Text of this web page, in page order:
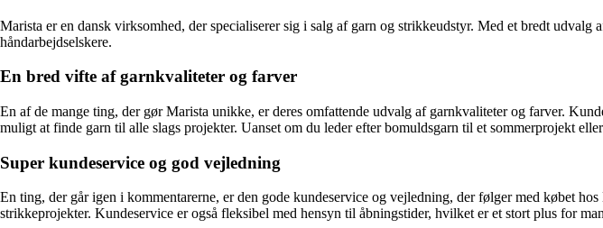
Marista er en dansk virksomhed, der specialiserer sig i salg af garn og strikkeudstyr. Med et bredt
håndarbejdselskere.
En bred vifte af garnkvaliteter og farver
En af de mange ting, der gør Marista unikke, er deres omfattende udvalg af garnkvaliteter og farver.
muligt at finde garn til alle slags projekter. Uanset om du leder efter bomuldsgarn til et sommerprojekt
Super kundeservice og god vejledning
En ting, der går igen i kommentarerne, er den gode kundeservice og vejledning, der følger med købet
strikkeprojekter. Kundeservice er også fleksibel med hensyn til åbningstider, hvilket er et stort plus for